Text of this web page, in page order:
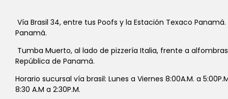
Vía Brasil 34, entre tus Poofs y la Estación Texaco
Panamá.
Tumba Muerto, al lado de pizzería Italia, frente a
República de Panamá.
Horario sucursal vía brasil: Lunes a Viernes 8:00A.M. a
8:30 A.M a 2:30P.M.